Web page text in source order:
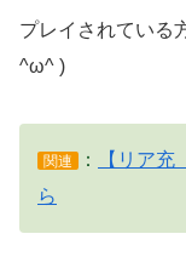
プレイされている
^ω^ )
関連 ：
【リア
ら